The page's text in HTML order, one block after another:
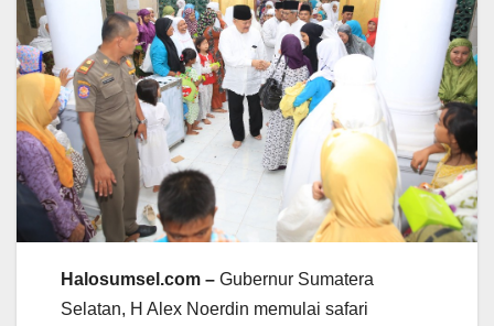
Halosumsel.com – Gubernur Sumatera
Selatan, H Alex Noerdin memulai safari